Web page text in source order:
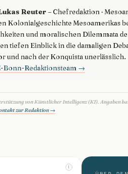
Reuter – Chefredaktion ·
Kolonialgeschichte Mesoamerikas
und moralischen Dilemmata
tiefen Einblick in die damaligen
und nach der Konquista unerlässlich.
Bonn-Redaktionsteam →
von Künstlicher Intelligenz (KI). Angaben
zur Redaktion →